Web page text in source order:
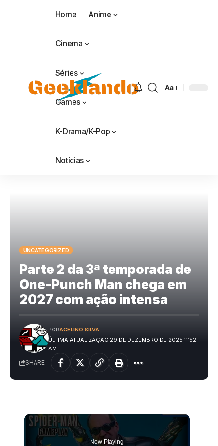
Home Anime
Cinema
Séries
Games
K-Drama/K-Pop
Notícias
Aa
UNCATEGORIZED
Parte 2 da 3ª temporada de
One-Punch Man chega em
2027 com ação intensa
ÚLTIMA ATUALIZAÇÃO 29 DE DEZEMBRO DE 2025 11:52
AM
PORACELINO SILVA
SHARE
Now Playing